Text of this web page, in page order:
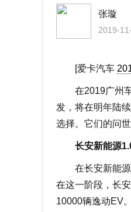
张璇
2019-
[爱卡汽车
在2019广州车
发，将在明年陆
选择。它们的问
长安新能源
在长安新能源
在这一阶段，长
10000辆逸动EV